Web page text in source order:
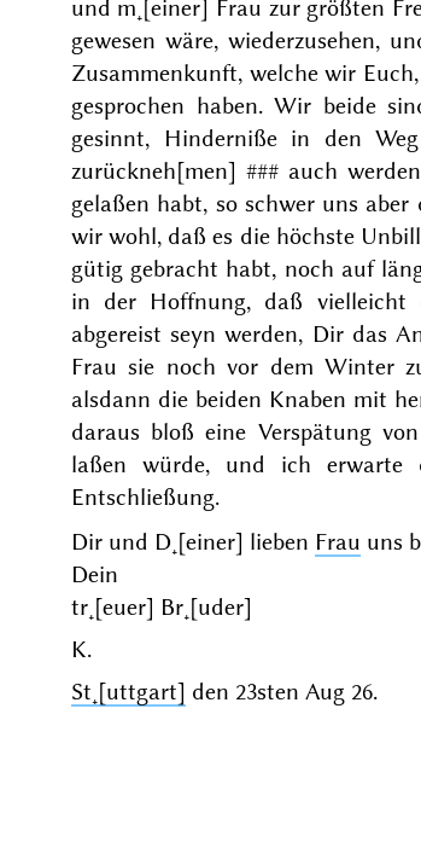
und m˖[einer] Frau zur größten
gewesen wäre, wiederzusehen,
Zusammenkunft, welche wir
gesprochen haben. Wir beide
gesinnt, Hinderniße in den
zurückneh[men] ###auch
gelaßen habt, so schwer uns
wir wohl, daß es die höchste
gütig gebracht habt, noch auf
in der Hoffnung, daß vielleicht
abgereist seyn werden, Dir das
Frau sie noch vor demWinter
alsdann die beiden Knaben mit
daraus bloß eine Verspätung
laßen würde, und ich erwarte
Entschließung.
Dir und D˖[einer] lieben Frau uns
Dein
tr˖[euer] Br˖[uder]
K.
St˖[uttgart] den 23sten Aug 26.